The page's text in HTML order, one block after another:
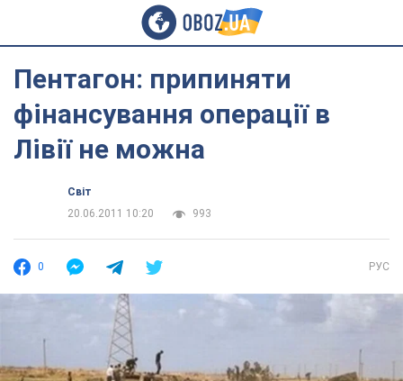
Пентагон: припиняти
фінансування операції в
Лівії не можна
Світ
20.06.2011 10:20
993
0 РУС